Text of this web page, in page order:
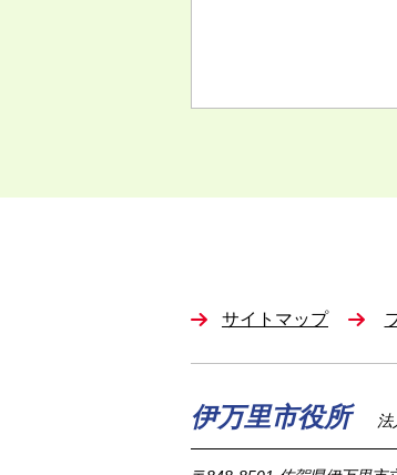
サイトマップ
伊万里市役所